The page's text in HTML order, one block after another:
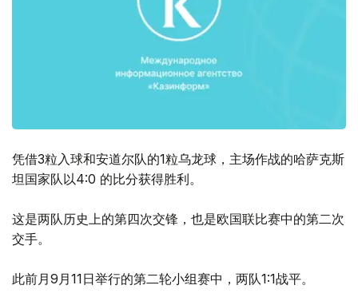
凭借3粒入球和安道尔队的1粒乌龙球，主场作战的哈萨克斯
坦国家队以4:0 的比分获得胜利。
这是两队历史上的第四次交锋，也是欧国联比赛中的第二次
交手。
此前月9月11日举行的第二轮小组赛中，两队1:1战平。